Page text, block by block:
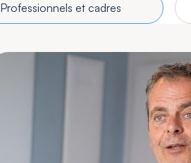
Professionnels et cadres